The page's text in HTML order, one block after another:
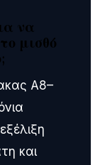
να
μισθό
Α8–
και